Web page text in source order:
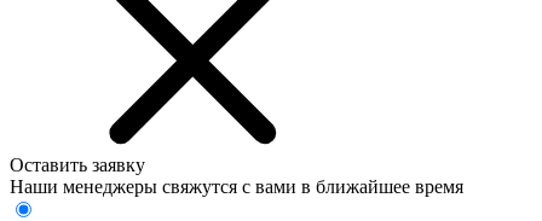
Оставить заявку
Наши менеджеры свяжутся с вами в ближайшее время